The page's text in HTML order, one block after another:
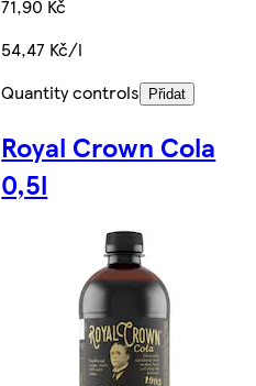
71,90 Kč
54,47 Kč/l
Quantity controls
Přidat
Royal Crown Cola
0,5l